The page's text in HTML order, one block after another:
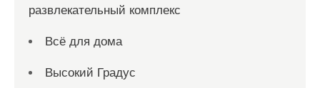
развлекательный комплекс
Всё для дома
Высокий Градус